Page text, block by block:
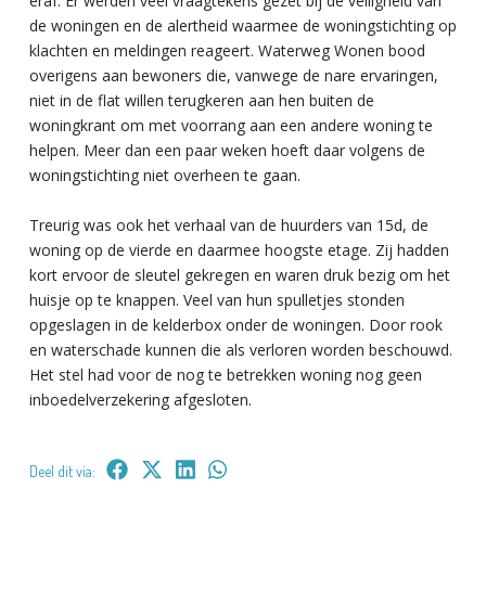
de woningen en de alertheid waarmee de woningstichting op
klachten en meldingen reageert. Waterweg Wonen bood
overigens aan bewoners die, vanwege de nare ervaringen,
niet in de flat willen terugkeren aan hen buiten de
woningkrant om met voorrang aan een andere woning te
helpen. Meer dan een paar weken hoeft daar volgens de
woningstichting niet overheen te gaan.
Treurig was ook het verhaal van de huurders van 15d, de
woning op de vierde en daarmee hoogste etage. Zij hadden
kort ervoor de sleutel gekregen en waren druk bezig om het
huisje op te knappen. Veel van hun spulletjes stonden
opgeslagen in de kelderbox onder de woningen. Door rook
en waterschade kunnen die als verloren worden beschouwd.
Het stel had voor de nog te betrekken woning nog geen
inboedelverzekering afgesloten.
Deel dit via: